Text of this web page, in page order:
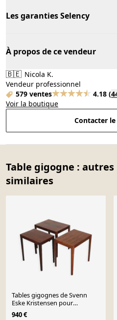
Les garanties Selency
À propos de ce vendeur
🇧🇪 Nicola K.
Vendeur professionnel
579 ventes
4.18 (
Voir la boutique
Contacter
Table gigogne :
similaires
Tables gigognes de Svenn
Eske Kristensen pour
Pontoppidan, Danemark 1960
940 €